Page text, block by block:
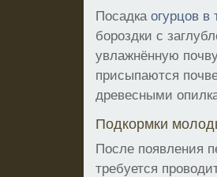
Посадкаогурцов в
бороздки с
увлажнённую
присыпаются
древесными
Подкормки
После появления
требуется